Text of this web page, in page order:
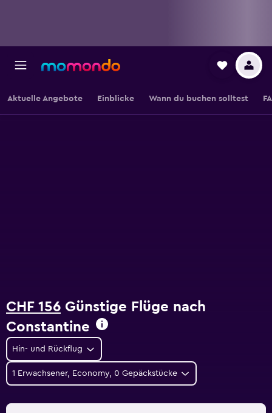
Aktuelle Angebote Einblicke Wann du buchen solltest
CHF 156 Günstige Flüge nach
Constantine
Hin- und Rückflug
1 Erwachsener, Economy, 0 Gepäckstücke